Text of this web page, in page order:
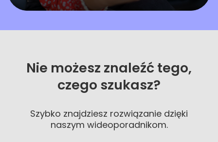
Nie możesz znaleźć tego,
czego szukasz?
Szybko znajdziesz rozwiązanie dzięki
naszym wideoporadnikom.